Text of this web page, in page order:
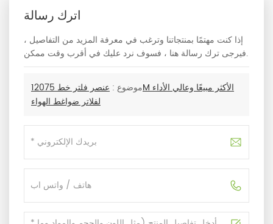
اترك رسالة
إذا كنت مهتمًا بمنتجاتنا وترغب في معرفة المزيد من التفاصيل ،
فيرجى ترك رسالة هنا ، فسوف نرد عليك في أقرب وقت ممكن.
موضوع :
عنصر فلتر خط 12075M الأكثر مبيعًا وعالي الأداء
لفلاتر ضواغط الهواء